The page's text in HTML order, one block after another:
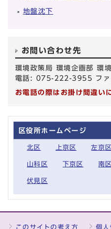
地盤沈下
お問い合わせ先
環境政策局 環境企画部 環
電話: 075-222-3955 フ
お電話の際はお掛け間違い
区役所ホームページ
北区 上京区 左京区
山科区 下京区 南区
伏見区
このサイトの考え方 個人